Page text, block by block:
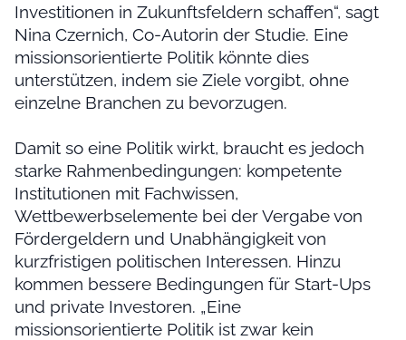
Investitionen in Zukunftsfeldern schaffen“, sagt
Nina Czernich, Co-Autorin der Studie. Eine
missionsorientierte Politik könnte dies
unterstützen, indem sie Ziele vorgibt, ohne
einzelne Branchen zu bevorzugen.
Damit so eine Politik wirkt, braucht es jedoch
starke Rahmenbedingungen: kompetente
Institutionen mit Fachwissen,
Wettbewerbselemente bei der Vergabe von
Fördergeldern und Unabhängigkeit von
kurzfristigen politischen Interessen. Hinzu
kommen bessere Bedingungen für Start-Ups
und private Investoren. „Eine
missionsorientierte Politik ist zwar kein